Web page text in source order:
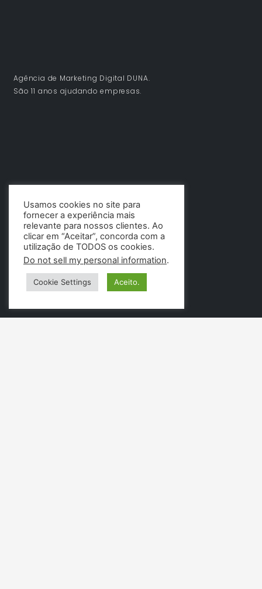
Agência de Marketing Digital DUNA.
São 11 anos ajudando empresas.
Usamos cookies no site para
fornecer a experiência mais
relevante para nossos clientes. Ao
clicar em “Aceitar”, concorda com a
utilização de TODOS os cookies.
Do not sell my personal information.
Cookie Settings Aceito.